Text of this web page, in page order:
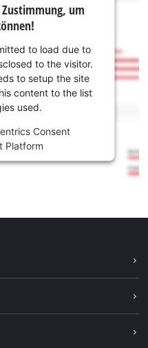
um
to load due to
to the visitor.
to setup the site
content to the list
used.
Consent
Platform